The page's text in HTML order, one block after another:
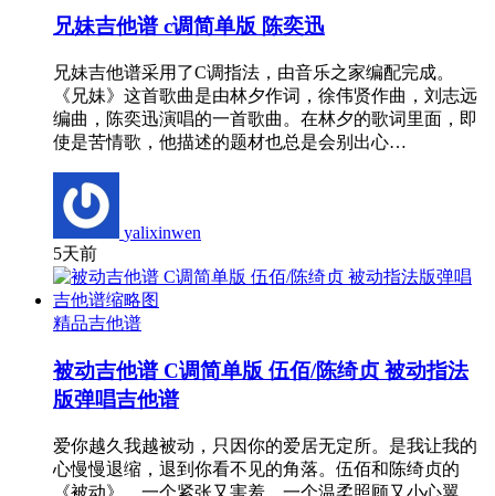
兄妹吉他谱 c调简单版 陈奕迅
兄妹吉他谱采用了C调指法，由音乐之家编配完成。
《兄妹》这首歌曲是由林夕作词，徐伟贤作曲，刘志远
编曲，陈奕迅演唱的一首歌曲。在林夕的歌词里面，即
使是苦情歌，他描述的题材也总是会别出心…
yalixinwen
5天前
精品吉他谱
被动吉他谱 C调简单版 伍佰/陈绮贞 被动指法
版弹唱吉他谱
爱你越久我越被动，只因你的爱居无定所。是我让我的
心慢慢退缩，退到你看不见的角落。伍佰和陈绮贞的
《被动》，一个紧张又害羞，一个温柔照顾又小心翼